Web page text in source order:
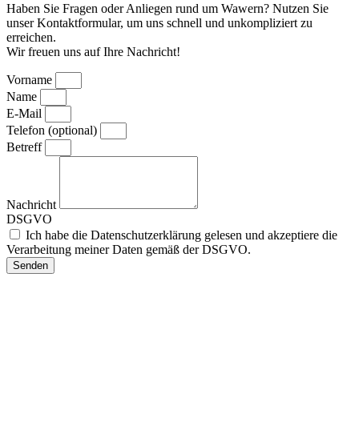
Haben Sie Fragen oder Anliegen rund um Wawern? Nutzen Sie
unser Kontaktformular, um uns schnell und unkompliziert zu
erreichen.
Wir freuen uns auf Ihre Nachricht!
Vorname
Name
E-Mail
Telefon (optional)
Betreff
Nachricht
DSGVO
Ich habe die Datenschutzerklärung gelesen und akzeptiere die
Verarbeitung meiner Daten gemäß der DSGVO.
Senden